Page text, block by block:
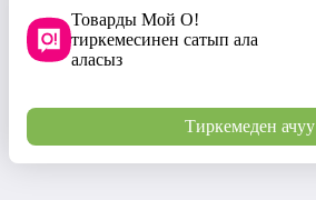
Товарды Мой О!
тиркемесинен сатып ала
аласыз
Тиркемеден ачуу